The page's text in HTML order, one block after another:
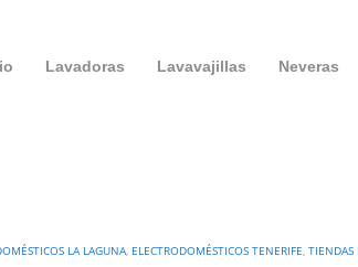
Lavadoras Lavavajillas Neveras
LA LAGUNA, ELECTRODOMÉSTICOS TENERIFE, TIENDAS